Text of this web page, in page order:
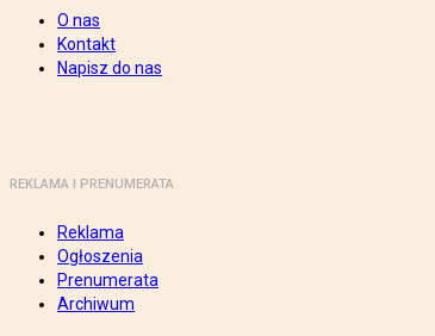
O nas
Kontakt
Napisz do nas
REKLAMA I PRENUMERATA
Reklama
Ogłoszenia
Prenumerata
Archiwum